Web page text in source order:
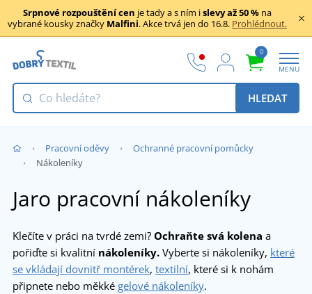
Srpnové rozpouštění cen je tady a s ním islevy až 50 % na
vybrané kousky značky Malfini. Akce trvá jen do 16.8. Prohlédnout.
0
MENU
HLEDAT
Pracovní oděvy
Ochranné pracovní pomůcky
Nákoleníky
Jaro pracovní nákoleníky
Klečíte v práci na tvrdé zemi? Ochraňte svá kolena a
pořiďte si kvalitní nákoleníky. Vyberte si nákoleníky, které
se vkládají dovnitř montérek, textilní, které si k nohám
připnete nebo měkké gelové nákoleníky.